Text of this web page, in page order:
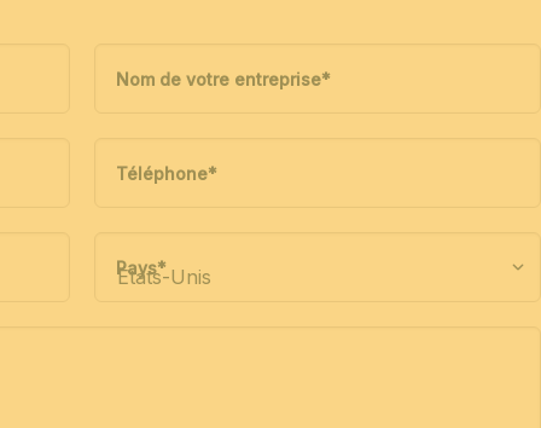
Nom de votre entreprise*
Téléphone*
Pays*